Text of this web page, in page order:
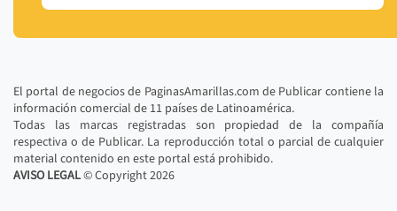
El portal de negocios de PaginasAmarillas.com de Publicar contiene la
información comercial de 11 países de Latinoamérica.
Todas las marcas registradas son propiedad de la compañía
respectiva o de Publicar. La reproducción total o parcial de cualquier
material contenido en este portal está prohibido.
AVISO LEGAL© Copyright2026